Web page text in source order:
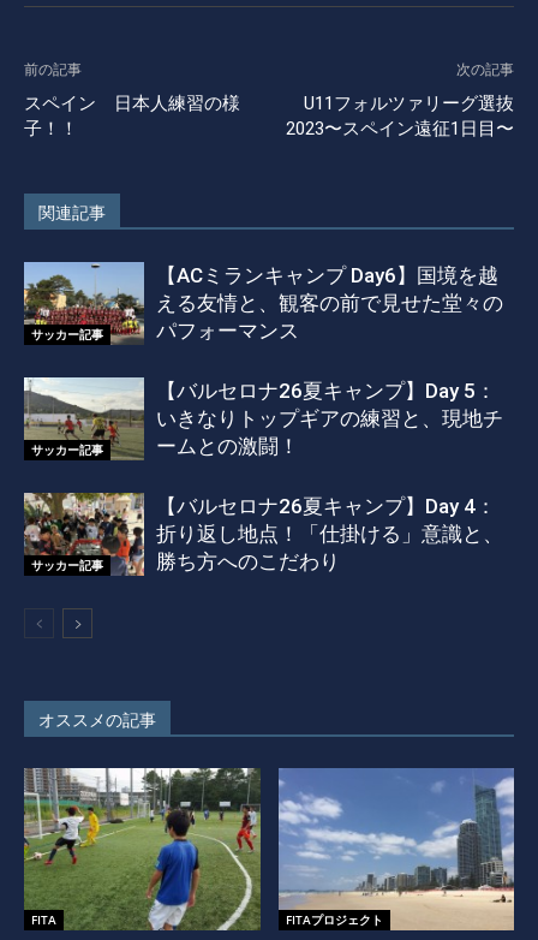
前の記事
スペイン 日本人練習の様
子！！
次の記事
U11フォルツァリーグ選抜
2023〜スペイン遠征1日目〜
関連記事
サッカー記事
【ACミランキャンプ Day6】国境を越
える友情と、観客の前で見せた堂々の
パフォーマンス
サッカー記事
【バルセロナ26夏キャンプ】Day 5：
いきなりトップギアの練習と、現地チ
ームとの激闘！
サッカー記事
【バルセロナ26夏キャンプ】Day 4：
折り返し地点！「仕掛ける」意識と、
勝ち方へのこだわり
オススメの記事
FITA FITAプロジェクト